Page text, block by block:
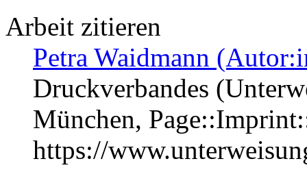
Arbeit zitieren
Petra Waidmann
Druckverbandes
München,
https://